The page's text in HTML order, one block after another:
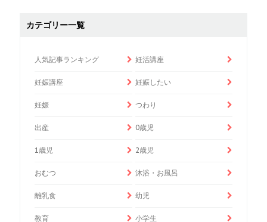
カテゴリー一覧
人気記事ランキング 妊活講座
妊娠講座 妊娠したい
妊娠 つわり
出産 0歳児
1歳児 2歳児
おむつ 沐浴・お風呂
離乳食 幼児
教育 小学生